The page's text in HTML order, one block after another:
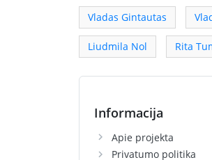
Vladas Gintautas
Liudmila Nol Rita
Informacija
Apie projekta
Privatumo politika